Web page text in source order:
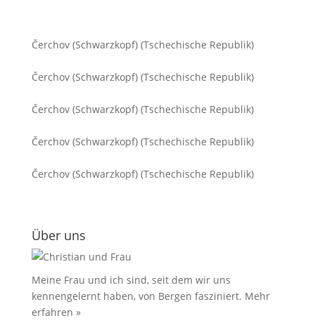
Čerchov (Schwarzkopf) (Tschechische Republik)
Čerchov (Schwarzkopf) (Tschechische Republik)
Čerchov (Schwarzkopf) (Tschechische Republik)
Čerchov (Schwarzkopf) (Tschechische Republik)
Čerchov (Schwarzkopf) (Tschechische Republik)
Über uns
Meine Frau und ich sind, seit dem wir uns
kennengelernt haben, von Bergen fasziniert. Mehr
erfahren »